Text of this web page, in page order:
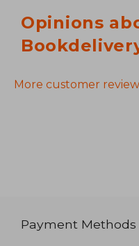
Opinions
More customer
Payment Methods